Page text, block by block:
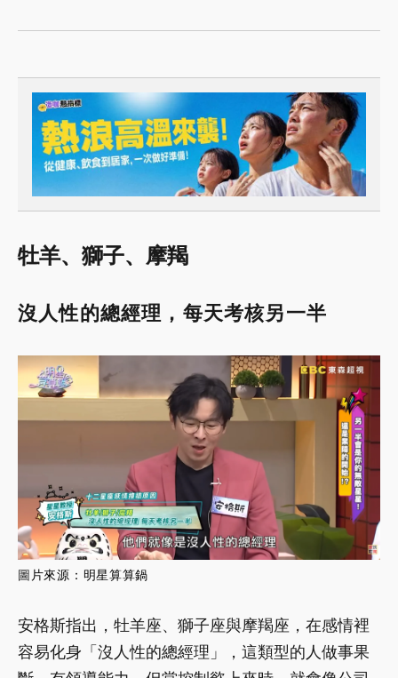
牡羊、獅子、摩羯
沒人性的總經理，每天考核另一半
圖 片來源： 明星算算鍋
安格斯指出，牡羊座、獅子座與摩羯座，在感情裡
容易化身「沒人性的總經理」，這類型的人做事果